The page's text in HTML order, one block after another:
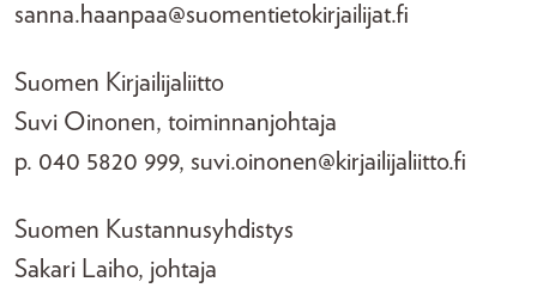
sanna.haanpaa@suomentietokirjailijat.fi
Suomen Kirjailijaliitto
Suvi Oinonen, toiminnanjohtaja
p. 040 5820 999, suvi.oinonen@kirjailijaliitto.fi
Suomen Kustannusyhdistys
Sakari Laiho, johtaja